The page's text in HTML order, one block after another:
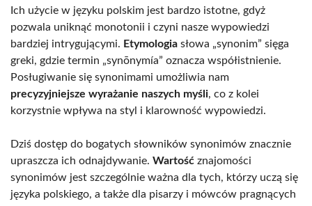
Ich użycie w języku polskim jest bardzo istotne, gdyż
pozwala uniknąć monotonii i czyni nasze wypowiedzi
bardziej intrygującymi. Etymologia słowa „synonim” sięga
greki, gdzie termin „synōnymía” oznacza współistnienie.
Posługiwanie się synonimami umożliwia nam
precyzyjniejsze wyrażanie naszych myśli, co z kolei
korzystnie wpływa na styl i klarowność wypowiedzi.
Dziś dostęp do bogatych słowników synonimów znacznie
upraszcza ich odnajdywanie. Wartość znajomości
synonimów jest szczególnie ważna dla tych, którzy uczą się
języka polskiego, a także dla pisarzy i mówców pragnących